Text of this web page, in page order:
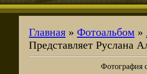
Главная » Фотоальбом »
Представляет Руслана
Фотография